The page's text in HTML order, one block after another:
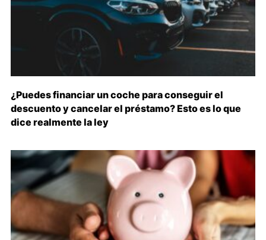
¿Puedes financiar un coche para conseguir el
descuento y cancelar el préstamo? Esto es lo que
dice realmente la ley